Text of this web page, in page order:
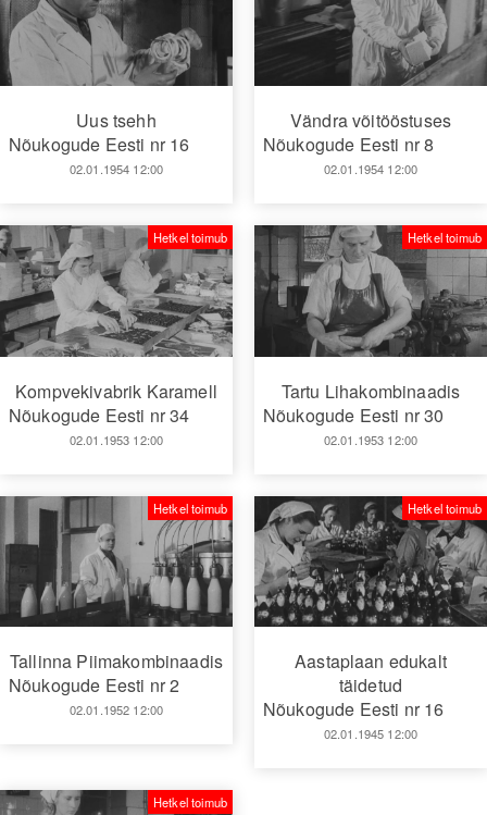
Uus tsehh
Nõukogude Eesti nr 16
02.01.1954 12:00
Vändra võitööstuses
Nõukogude Eesti nr 8
02.01.1954 12:00
Kompvekivabrik Karamell
Nõukogude Eesti nr 34
02.01.1953 12:00
Hetkel toimub
Tartu Lihakombinaadis
Nõukogude Eesti nr 30
02.01.1953 12:00
Hetkel toimub
Tallinna Piimakombinaadis
Nõukogude Eesti nr 2
02.01.1952 12:00
Hetkel toimub
Aastaplaan edukalt
täidetud
Nõukogude Eesti nr 16
02.01.1945 12:00
Hetkel toimub
Hetkel toimub